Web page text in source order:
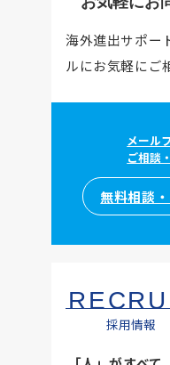
海外進出サポー
ルにお気軽にご
メール
ご相談
無料相談
採用情報